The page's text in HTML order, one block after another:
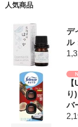
人気商品
デ
ル
り
バ